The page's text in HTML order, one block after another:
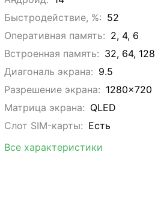
Быстродействие, %: 52
Оперативная память: 2, 4, 6
Встроенная память: 32, 64, 128
Диагональ экрана: 9.5
Разрешение экрана: 1280x720
Матрица экрана: QLED
Слот SIM-карты: Eсть
Все характеристики